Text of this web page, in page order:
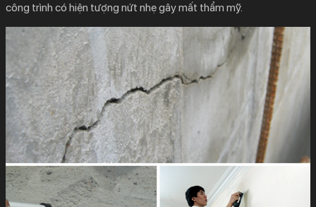
công trình có hiện tượng nứt nhẹ gây mất thẩm mỹ.